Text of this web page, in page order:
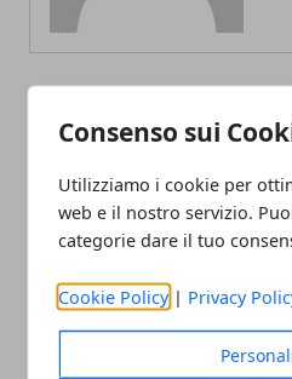
Consenso sui
Utilizziamo i cookie per
web e il nostro servizio.
categorie dare il tuo
Cookie Policy | Privacy
ARTICOLI CORRELATI